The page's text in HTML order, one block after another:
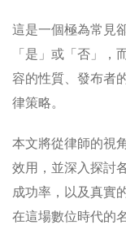
這是一個極為常見
「是」或「否」
容的性質、發布者
律策略。
本文將從律師的視
效用，並深入探討
成功率，以及真實
在這場數位時代的